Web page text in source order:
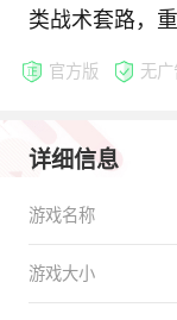
类战术套路，
官方版 无广
详细信息
游戏名称
游戏大小